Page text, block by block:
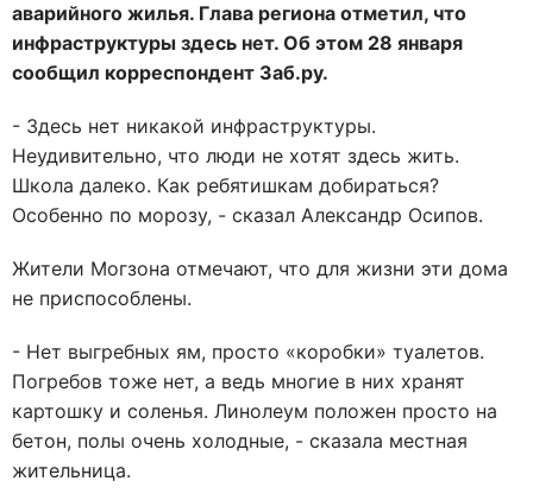
аварийного жилья. Глава региона отметил, что
инфраструктуры здесь нет. Об этом 28 января
сообщил корреспондент Заб.ру.
- Здесь нет никакой инфраструктуры.
Неудивительно, что люди не хотят здесь жить.
Школа далеко. Как ребятишкам добираться?
Особенно по морозу, - сказал Александр Осипов.
Жители Могзона отмечают, что для жизни эти дома
не приспособлены.
- Нет выгребных ям, просто «коробки» туалетов.
Погребов тоже нет, а ведь многие в них хранят
картошку и соленья. Линолеум положен просто на
бетон, полы очень холодные, - сказала местная
жительница.